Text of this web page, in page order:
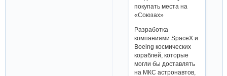
покупать места на
«Союзах»
Разработка
компаниями SpaceX и
Boeing космических
кораблей, которые
могли бы доставлять
на МКС астронавтов,